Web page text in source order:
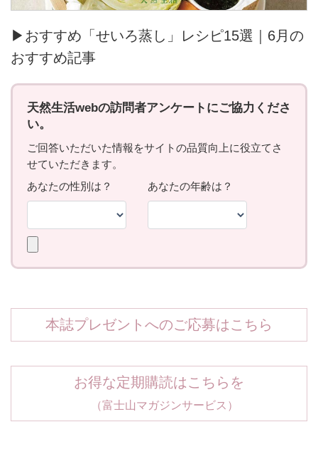
▶おすすめ「せいろ蒸し」レシピ15選｜6月の
おすすめ記事
本誌プレゼントへのご応募はこちら
お得な定期購読はこちらを
（富士山マガジンサービス）